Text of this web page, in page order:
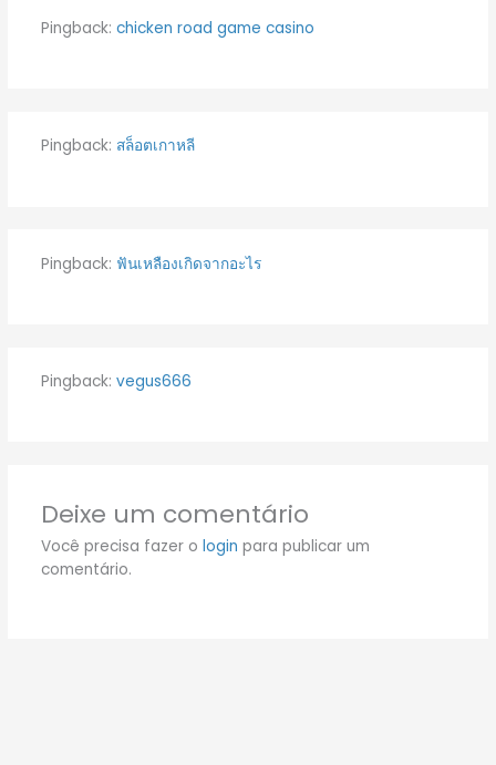
Pingback: chicken road game casino
Pingback: สล็อตเกาหลี
Pingback: ฟันเหลืองเกิดจากอะไร
Pingback: vegus666
Deixe um comentário
Você precisa fazer o login para publicar um
comentário.